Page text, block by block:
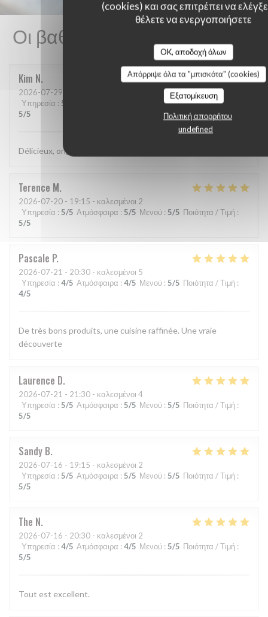
(cookies) και σας επιτρέπει να
θέλετε να ενεργοποιήσετε
OK, αποδοχή όλων
Απόρριψε όλα τα "μπισκότα" (cookies)
Εξατομίκευση
Πολιτική απορρήτου
undefined
Οι βαθμολογίες πελατών μας
Kim N
2026-07-29
Υπηρεσία : 5 :5/5 Ποιότητα / Τιμή
5/5
Délicieux, original, subtil et service très agréable.
Terence M
2026-07-20 - 19:15 - καλεσμένοι 2
Υπηρεσία : 5/5 Ατμόσφαιρα : 5/5 Μενού : 5/5 Ποιότητα / Τιμή :
5/5
Pascale P
2026-07-21 - 20:30 - καλεσμένοι 5
Υπηρεσία : 4/5 Ατμόσφαιρα : 4/5 Μενού : 5/5 Ποιότητα / Τιμή :
4/5
De très bons produits, une cuisine raffinée. Une vraie
découverte
Laurence D
2026-07-21 - 21:30 - καλεσμένοι 4
Υπηρεσία : 5/5 Ατμόσφαιρα : 5/5 Μενού : 5/5 Ποιότητα / Τιμή :
5/5
Sandy B
2026-07-16 - 19:15 - καλεσμένοι 2
Υπηρεσία : 5/5 Ατμόσφαιρα : 5/5 Μενού : 5/5 Ποιότητα / Τιμή :
5/5
The N
2026-07-16 - 20:30 - καλεσμένοι 2
Υπηρεσία : 4/5 Ατμόσφαιρα : 4/5 Μενού : 5/5 Ποιότητα / Τιμή :
5/5
Tout est excellent.